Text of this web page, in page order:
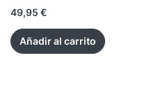
49,95 €
Añadir al carrito